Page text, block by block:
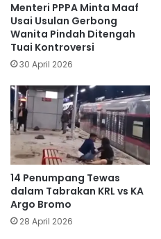
Menteri PPPA Minta Maaf
Usai Usulan Gerbong
Wanita Pindah Ditengah
Tuai Kontroversi
30 April 2026
14 Penumpang Tewas
dalam Tabrakan KRL vs KA
Argo Bromo
28 April 2026